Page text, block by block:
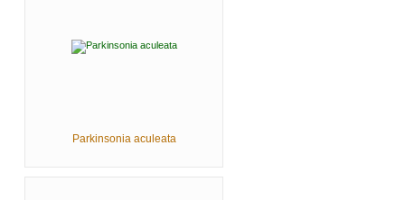
Parkinsonia aculeata